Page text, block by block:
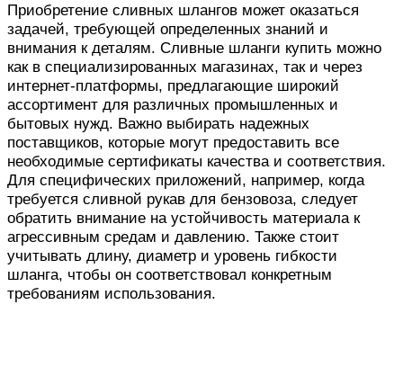
Приобретение сливных шлангов может оказаться
задачей, требующей определенных знаний и
внимания к деталям. Сливные шланги купить можно
как в специализированных магазинах, так и через
интернет-платформы, предлагающие широкий
ассортимент для различных промышленных и
бытовых нужд. Важно выбирать надежных
поставщиков, которые могут предоставить все
необходимые сертификаты качества и соответствия.
Для специфических приложений, например, когда
требуется сливной рукав для бензовоза, следует
обратить внимание на устойчивость материала к
агрессивным средам и давлению. Также стоит
учитывать длину, диаметр и уровень гибкости
шланга, чтобы он соответствовал конкретным
требованиям использования.